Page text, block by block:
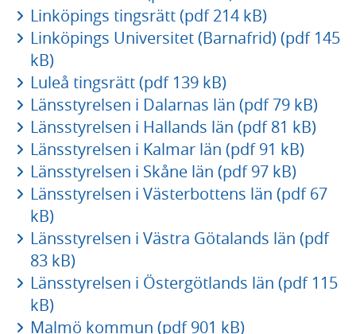
Linköpings tingsrätt (pdf 214 kB)
Linköpings Universitet (Barnafrid) (pdf 145
kB)
Luleå tingsrätt (pdf 139 kB)
Länsstyrelsen i Dalarnas län (pdf 79 kB)
Länsstyrelsen i Hallands län (pdf 81 kB)
Länsstyrelsen i Kalmar län (pdf 91 kB)
Länsstyrelsen i Skåne län (pdf 97 kB)
Länsstyrelsen i Västerbottens län (pdf 67
kB)
Länsstyrelsen i Västra Götalands län (pdf
83 kB)
Länsstyrelsen i Östergötlands län (pdf 115
kB)
Malmö kommun (pdf 901 kB)